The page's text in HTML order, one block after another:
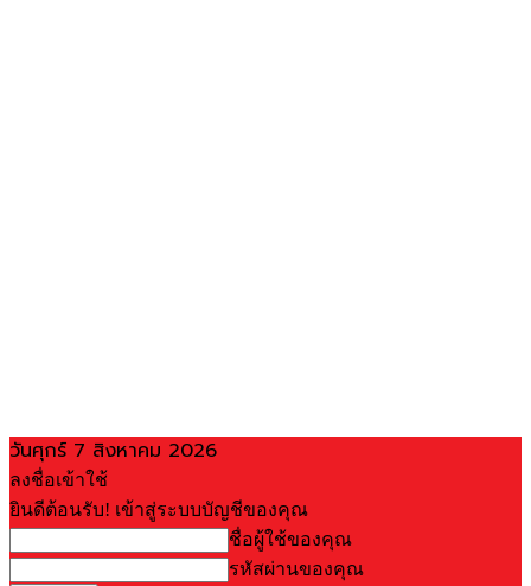
วันศุกร์ 7 สิงหาคม 2026
ลงชื่อเข้าใช้
ยินดีต้อนรับ! เข้าสู่ระบบบัญชีของคุณ
ชื่อผู้ใช้ของคุณ
รหัสผ่านของคุณ